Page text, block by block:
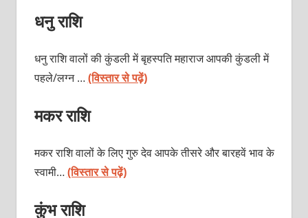
धनु राशि
धनु राशि वालों की कुंडली में बृहस्पति महाराज आपकी कुंडली में
पहले/लग्न …(विस्तार से पढ़ें)
मकर राशि
मकर राशिवालों के लिए गुरु देव आपके तीसरे और बारहवें भाव के
स्वामी…(विस्तार से पढ़ें)
कुंभ राशि